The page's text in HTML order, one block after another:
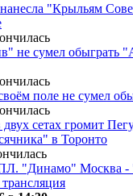
"Крыльям
не сумел обыграть
поле не сумел
сетах громит
в Торонто
"Динамо" Москва -